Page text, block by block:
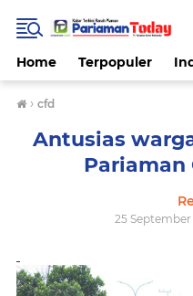
Home Terpopuler
› cfd
Antusias
Pariaman
25 September